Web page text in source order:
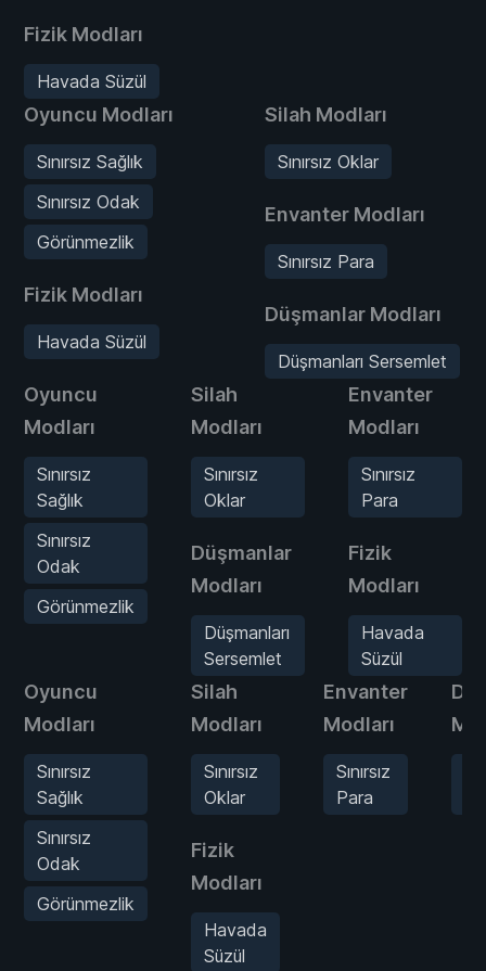
Fizik Modları
Havada Süzül
Oyuncu Modları
Sınırsız Sağlık
Sınırsız Odak
Görünmezlik
Fizik Modları
Havada Süzül
Silah Modları
Sınırsız Oklar
Envanter Modları
Sınırsız Para
Düşmanlar Modları
Düşmanları Sersemlet
Oyuncu
Modları
Sınırsız
Sağlık
Sınırsız
Odak
Görünmezlik
Silah
Modları
Sınırsız
Oklar
Düşmanlar
Modları
Düşmanları
Sersemlet
Envanter
Modları
Sınırsız
Para
Fizik
Modları
Havada
Süzül
Oyuncu
Modları
Sınırsız
Sağlık
Sınırsız
Odak
Görünmezlik
Silah
Modları
Sınırsız
Oklar
Fizik
Modları
Havada
Süzül
Envanter
Modları
Sınırsız
Para